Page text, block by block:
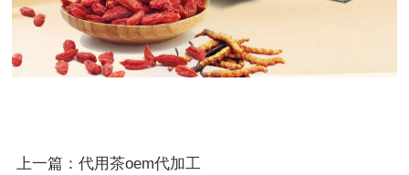
上一篇：代用茶oem代加工